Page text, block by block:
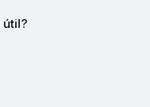
útil?